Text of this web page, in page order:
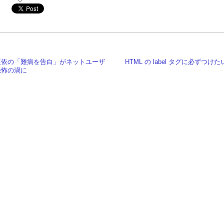
の「難病を告白」がネットユーザ
の渦に
HTML の label タグに必ずつけた